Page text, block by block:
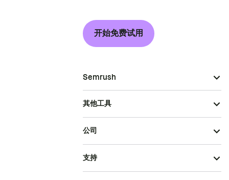
开始免费试用
Semrush
其他工具
公司
支持